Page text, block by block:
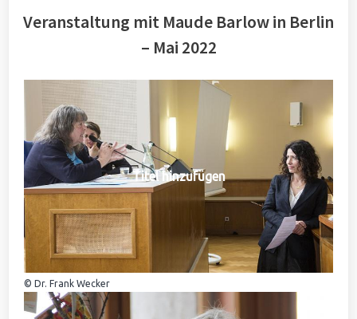
Veranstaltung mit Maude Barlow in Berlin
– Mai 2022
Titel hinzufügen
© Dr. Frank Wecker